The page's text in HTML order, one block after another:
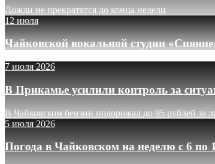
Дожди не прекратятся до конца недели
12 июля
Чайковской вокальной студии
7 июля 2026
В Прикамье усилили контроль за
В Чайковском бензин подорожал до 95 рублей за
5 июля 2026
Погода в Чайковском на неделю с 6 по